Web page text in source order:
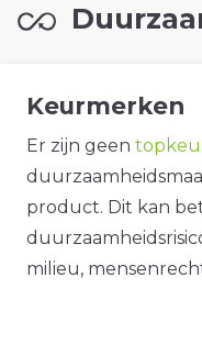
Keurmerken
Er zijn geen
product. Dit kan
milieu,